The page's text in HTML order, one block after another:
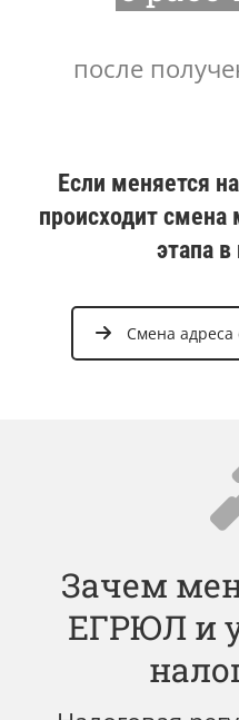
после
Если меняется
происходит
этапа в
Смена адреса
Зачем
ЕГРЮЛ и